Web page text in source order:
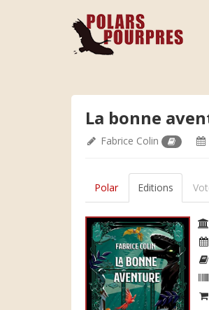
La bonne
Fabrice Colin
Polar Editions